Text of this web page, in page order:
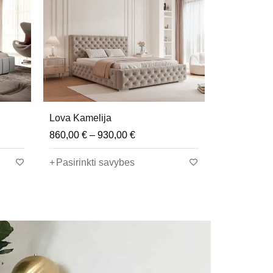
Lova Prama (su antčiužiniu)
900,00
Pasirinkti savybes